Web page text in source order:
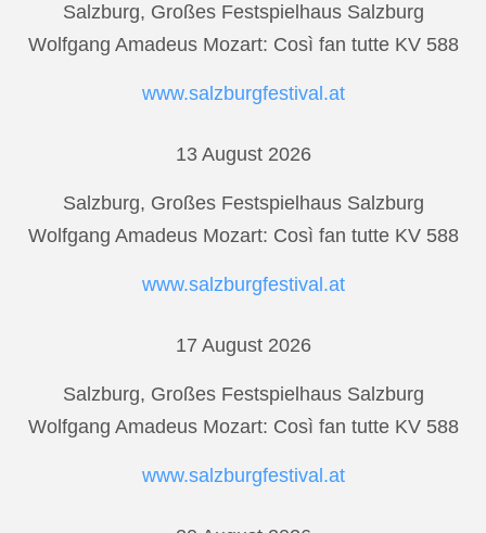
Salzburg, Großes Festspielhaus Salzburg
Wolfgang Amadeus Mozart: Così fan tutte KV 588
www.salzburgfestival.at
13 August 2026
Salzburg, Großes Festspielhaus Salzburg
Wolfgang Amadeus Mozart: Così fan tutte KV 588
www.salzburgfestival.at
17 August 2026
Salzburg, Großes Festspielhaus Salzburg
Wolfgang Amadeus Mozart: Così fan tutte KV 588
www.salzburgfestival.at